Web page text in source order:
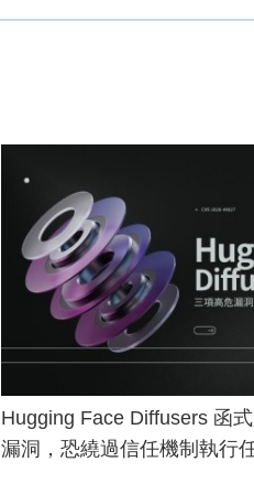
Hugging Face Diffusers 函
漏洞，恐繞過信任機制執行